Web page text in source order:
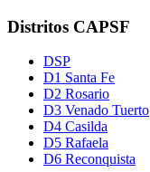
Distritos CAPSF
DSP
D1 Santa Fe
D2 Rosario
D3 Venado Tuerto
D4 Casilda
D5 Rafaela
D6 Reconquista